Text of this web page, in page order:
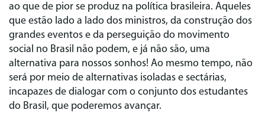
ao que de pior se produz na política brasileira. Aqueles
que estão lado a lado dos ministros, da construção dos
grandes eventos e da perseguição do movimento
social no Brasil não podem, e já não são, uma
alternativa para nossos sonhos! Ao mesmo tempo, não
será por meio de alternativas isoladas e sectárias,
incapazes de dialogar com o conjunto dos estudantes
do Brasil, que poderemos avançar.